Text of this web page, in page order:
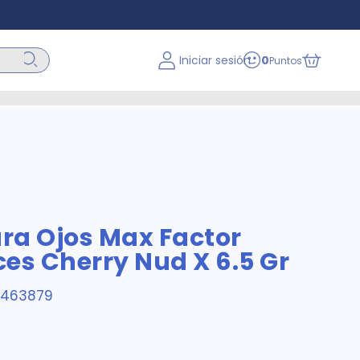
Iniciar sesión 0Puntos
Ojos Max Factor
Cherry Nud X 6.5 Gr